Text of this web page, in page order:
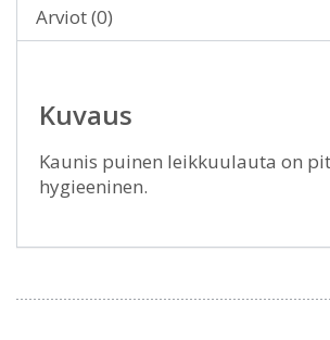
Arviot (0)
Kuvaus
Kaunis puinen leikkuulauta on
hygieeninen.